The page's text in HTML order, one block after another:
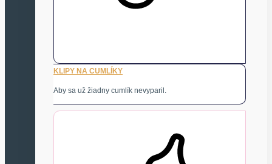
KLIPY NA CUMLÍKY
Aby sa už žiadny cumlík nevyparil.